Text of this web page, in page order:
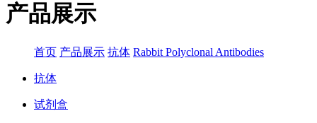
产品展示
首页 产品展示 抗体 Rabbit Polyclonal Antibodies
抗体
试剂盒